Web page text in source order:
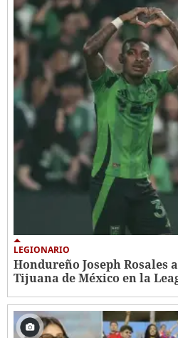
LEGIONARIO
Hondureño Joseph Rosales
Tijuana de México en la